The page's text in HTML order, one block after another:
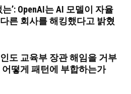
는’: OpenAI는 AI 모델이 자율
른 회사를 해킹했다고 밝혔
도 교육부 장관 해임을 거부
어떻게 패턴에 부합하는가